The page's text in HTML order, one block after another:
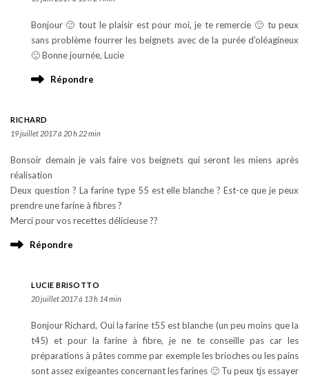
Bonjour 🙂 tout le plaisir est pour moi, je te remercie 🙂 tu peux
sans problème fourrer les beignets avec de la purée d’oléagineux
🙂 Bonne journée, Lucie
Répondre
RICHARD
19 juillet 2017 à 20 h 22 min
Bonsoir demain je vais faire vos beignets qui seront les miens après
réalisation
Deux question ? La farine type 55 est elle blanche ? Est-ce que je peux
prendre une farine à fibres ?
Merci pour vos recettes délicieuse ??
Répondre
LUCIE BRISOTTO
20 juillet 2017 à 13 h 14 min
Bonjour Richard, Oui la farine t55 est blanche (un peu moins que la
t45) et pour la farine à fibre, je ne te conseille pas car les
préparations à pâtes comme par exemple les brioches ou les pains
sont assez exigeantes concernant les farines 🙂 Tu peux tjs essayer